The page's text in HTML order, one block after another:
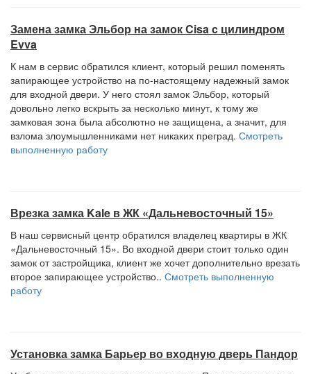
Замена замка Эльбор на замок Cisa c цилиндром
Evva
К нам в сервис обратился клиент, который решил поменять
запирающее устройство на по-настоящему надежный замок
для входной двери. У него стоял замок Эльбор, который
довольно легко вскрыть за несколько минут, к тому же
замковая зона была абсолютно не защищена, а значит, для
взлома злоумышленниками нет никаких преград. Смотреть
выполненную работу
Врезка замка Kale в ЖК «Дальневосточный 15»
В наш сервисный центр обратился владелец квартиры в ЖК
«Дальневосточный 15». Во входной двери стоит только один
замок от застройщика, клиент же хочет дополнительно врезать
второе запирающее устройство.. Смотреть выполненную
работу
Установка замка Барьер во входную дверь Пандор